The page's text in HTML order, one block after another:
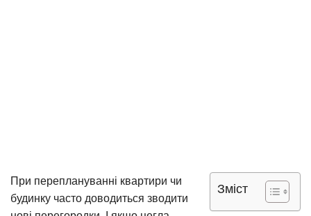
Зміст
При переплануванні квартири чи
будинку часто доводиться зводити